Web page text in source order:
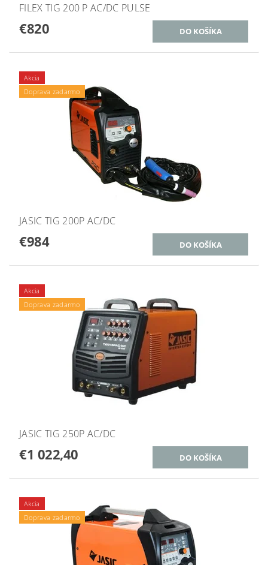
FILEX TIG 200 P AC/DC PULSE
€820
Akcia
Doprava zadarmo
JASIC TIG 200P AC/DC
€984
Akcia
Doprava zadarmo
JASIC TIG 250P AC/DC
€1 022,40
Akcia
Doprava zadarmo